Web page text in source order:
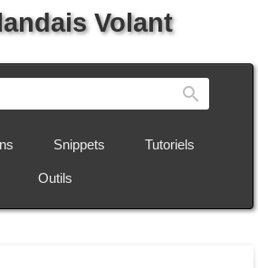
Volant
Snippets Tutoriels
Outils